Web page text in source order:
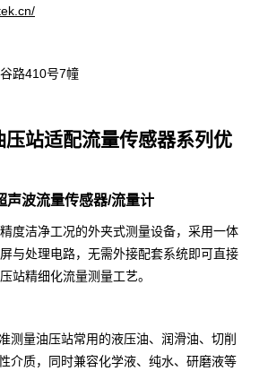
路410号7幢
压站适配流量传感器系列优
声波流量传感器/流量计
度洁净工况的外夹式测量设备，采用一体
与处理电路，无需外接配套系统即可直接
站精细化流量测量工艺。
测量油压站常用的液压油、润滑油、切削
介质，同时兼容化学液、纯水、研磨液等